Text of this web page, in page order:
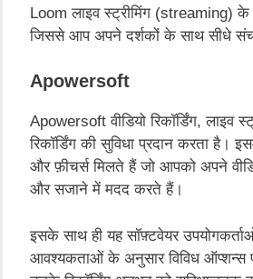
Loomलाइव स्ट्रीमिंग (streaming)के
जिससे आप अपने दर्शकों के साथ सीधे
Apowersoft
Apowersoftवीडियो रिकॉर्डिंग,लाइव
रिकॉर्डिंग की सुविधा प्रदान करता है।
और फ़ीचर्स मिलते हैं जो आपको अपने
और सजाने में मदद करते हैं।
इसके साथ ही यह सॉफ़्टवेयर
आवश्यकताओं के अनुसार विविध ऑप्शन्स